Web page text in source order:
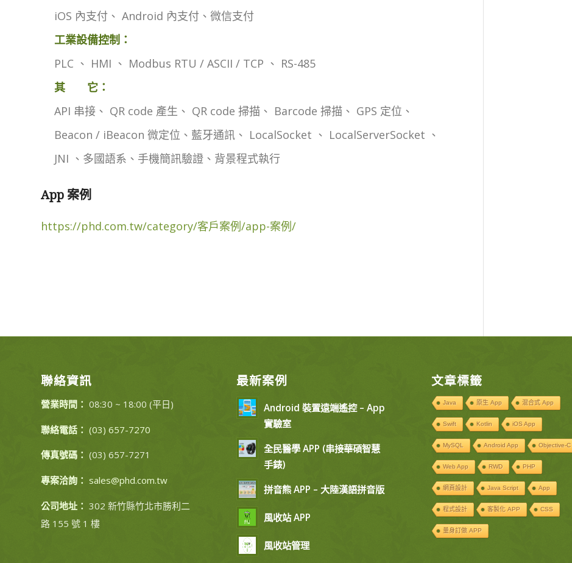
iOS 內支付、 Android 內支付、微信支付
工業設備控制：
PLC 、 HMI 、 Modbus RTU / ASCII / TCP 、 RS-485
其 它：
API 串接、 QR code 產生、 QR code 掃描、 Barcode 掃描、 GPS 定位、
Beacon / iBeacon 微定位、藍牙通訊、 LocalSocket 、 LocalServerSocket 、
JNI 、多國語系、手機簡訊驗證、背景程式執行
App 案例
https://phd.com.tw/category/客戶案例/app-案例/
聯絡資訊
營業時間： 08:30 ~ 18:00 (平日)
聯絡電話： (03) 657-7270
傳真號碼： (03) 657-7271
專案洽詢： sales@phd.com.tw
公司地址： 302 新竹縣竹北市勝利二
路 155 號 1 樓
最新案例
Android 裝置遠端遙控 – App
實驗室
全民醫學 APP (串接華碩智慧
手錶)
拼音熊 APP – 大陸漢語拼音版
風收站 APP
風收站管理
文章標籤
Java 原生 App 混合式 App
Swift Kotlin iOS App
MySQL Android App Objective-C
Web App RWD PHP
網頁設計 Java Script App
程式設計 客製化 APP CSS
量身訂做 APP